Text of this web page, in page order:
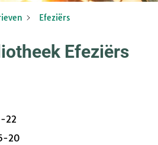
Efeziërs
Efeziërs
22
20